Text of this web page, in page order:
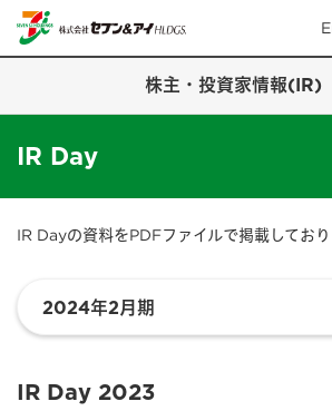
株主・投資家情報(IR)
IR Day
IR Dayの資料をPDFファイルで掲載しており
IR Day 2023